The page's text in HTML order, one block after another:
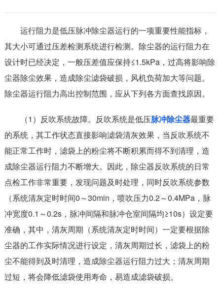
运行阻力是低压脉冲除尘器运行的一项重要性能指标，
其大小可通过压差检测系统进行检测。除尘器的运行阻力在
设计时已经决定，一般压差值应保持≤1.5kPa，过高将影响除
尘器除尘效果，造成除尘滤袋破损，风机负荷加大等问题。
除尘器运行阻力高出控制范围，应从下列各方面查找原因。
（1）反吹系统故障。反吹系统是低压脉冲除尘器最重要
的系统，其工作状态直接影响滤袋清灰效果，当反吹系统不
能正常工作时，滤袋上的粉尘将不断积累而得不到清理，造
成除尘器运行阻力不断增大。因此，除尘器反吹系统的日常
点检工作非常重要，发现问题及时处理，同时反吹系统参数
（系统清灰定时时间0～30min，喷吹压力0.2～0.4MPa，脉
冲宽度0.1～0.2s，脉冲间隔和脉冲仓室间隔均≥10s）设定要
准确，其中，清灰周期（系统清灰定时时间）一定要根据除
尘器的工作实际情况进行设定，清灰周期过长，滤袋上的粉
尘不能得到及时清理，造成除尘器运行阻力过大；清灰周期
过短，将会降低滤袋使用寿命，易造成滤袋破损。